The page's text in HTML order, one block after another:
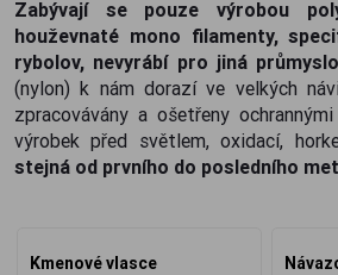
Zabývají se pouze výrobou
houževnaté mono filamenty,
rybolov, nevyrábí pro jiná
(nylon) k nám dorazí ve velkých
zpracovávány a ošetřeny
výrobek před světlem, oxidací,
stejná od prvního do posledního
Kmenové vlasce